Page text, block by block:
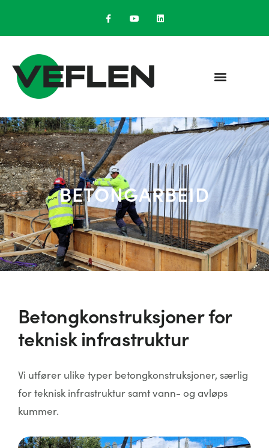
BETONGARBEID
Betongkonstruksjoner for
teknisk infrastruktur
Vi utfører ulike typer betongkonstruksjoner, særlig
for teknisk infrastruktur samt vann- og avløps
kummer.